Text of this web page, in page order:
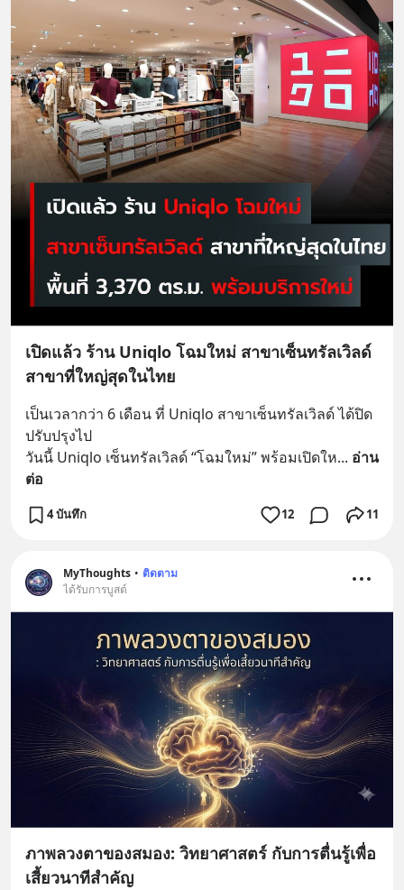
เปิดแล้ว ร้าน Uniqlo โฉมใหม่ สาขาเซ็นทรัลเวิลด์
สาขาที่ใหญ่สุดในไทย
เป็นเวลากว่า 6 เดือน ที่ Uniqlo สาขาเซ็นทรัลเวิลด์ ได้ปิด
ปรับปรุงไป
วันนี้ Uniqlo เซ็นทรัลเวิลด์ “โฉมใหม่” พร้อมเปิดให... อ่าน
ต่อ
4 บันทึก 12 11
MyThoughts • ติดตาม
ได้รับการบูสต์
ภาพลวงตาของสมอง: วิทยาศาสตร์ กับการตื่นรู้เพื่อ
เสี้ยวนาทีสำคัญ